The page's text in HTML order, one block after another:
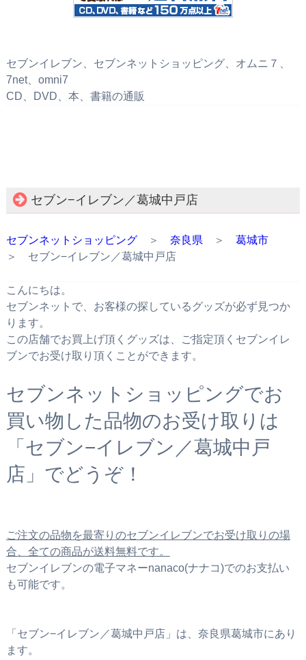
セブンイレブン、セブンネットショッピング、オムニ７、
7net、omni7
CD、DVD、本、書籍の通販
セブン−イレブン／葛城中戸店
セブンネットショッピング＞ 奈良県 ＞ 葛城市
＞ セブン−イレブン／葛城中戸店
こんにちは。
セブンネットで、お客様の探しているグッズが必ず見つか
ります。
この店舗でお買上げ頂くグッズは、ご指定頂くセブンイレ
ブンでお受け取り頂くことができます。
セブンネットショッピングでお
買い物した品物のお受け取りは
「セブン−イレブン／葛城中戸
店」でどうぞ！
ご注文の品物を最寄りのセブンイレブンでお受け取りの場
合、全ての商品が送料無料です。
セブンイレブンの電子マネーnanaco(ナナコ)でのお支払い
も可能です。
「セブン−イレブン／葛城中戸店」は、奈良県葛城市にあり
ます。